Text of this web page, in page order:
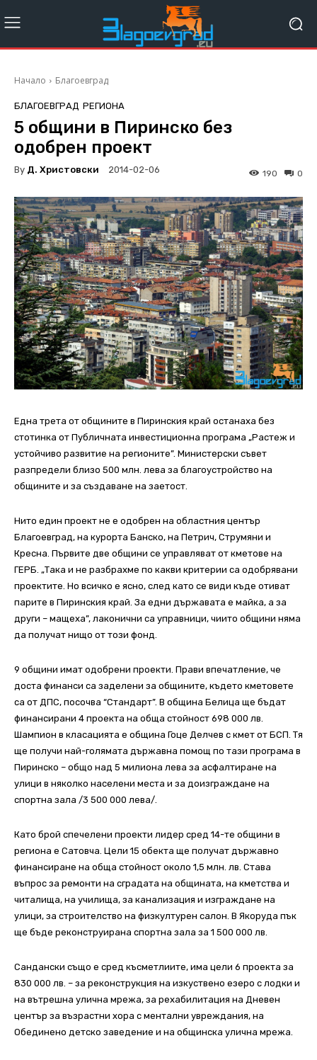
Начало Благоевград
БЛАГОЕВГРАД РЕГИОНА
5 общини в Пиринско без
одобрен проект
By Д. Христовски 2014-02-06 0
190
Една трета от общините в Пиринския край останаха без
стотинка от Публичната инвестиционна програма „Растеж и
устойчиво развитие на регионите”. Министерски съвет
разпредели близо 500 млн. лева за благоустройство на
общините и за създаване на заетост.
Нито един проект не е одобрен на областния център
Благоевград, на курорта Банско, на Петрич, Струмяни и
Кресна. Първите две общини се управляват от кметове на
ГЕРБ. „Така и не разбрахме по какви критерии са одобрявани
проектите. Но всичко е ясно, след като се види къде отиват
парите в Пиринския край. За едни държавата е майка, а за
други – мащеха”, лаконични са управници, чиито общини няма
да получат нищо от този фонд.
9 общини имат одобрени проекти. Прави впечатление, че
доста финанси са заделени за общините, където кметовете
са от ДПС, посочва “Стандарт”. В община Белица ще бъдат
финансирани 4 проекта на обща стойност 698 000 лв.
Шампион в класацията е община Гоце Делчев с кмет от БСП. Тя
ще получи най-голямата държавна помощ по тази програма в
Пиринско – общо над 5 милиона лева за асфалтиране на
улици в няколко населени места и за доизграждане на
спортна зала /3 500 000 лева/.
Като брой спечелени проекти лидер сред 14-те общини в
региона е Сатовча. Цели 15 обекта ще получат държавно
финансиране на обща стойност около 1,5 млн. лв. Става
въпрос за ремонти на сградата на общината, на кметства и
читалища, на училища, за канализация и изграждане на
улици, за строителство на физкултурен салон. В Якоруда пък
ще бъде реконструирана спортна зала за 1 500 000 лв.
Сандански също е сред късметлиите, има цели 6 проекта за
830 000 лв. – за реконструкция на изкуствено езеро с лодки и
на вътрешна улична мрежа, за рехабилитация на Дневен
център за възрастни хора с ментални увреждания, на
Обединено детско заведение и на общинска улична мрежа.